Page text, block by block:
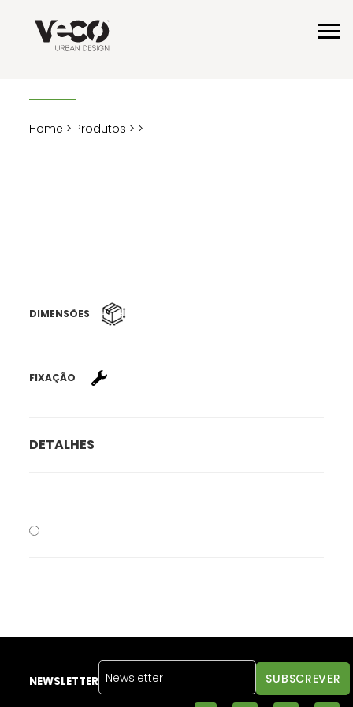
Home > Produtos > >
DIMENSÕES
FIXAÇÃO
DETALHES
NEWSLETTER